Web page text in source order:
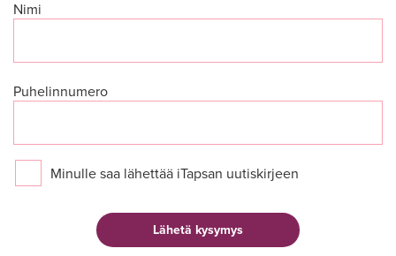
Nimi
Puhelinnumero
Minulle saa lähettää iTapsan uutiskirjeen